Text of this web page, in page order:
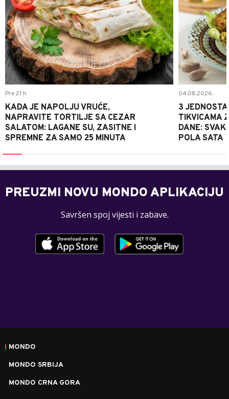
Pre 21 h
KADA JE NAPOLJU VRUĆE,
NAPRAVITE TORTILJE SA CEZAR
SALATOM: LAGANE SU, ZASITNE I
SPREMNE ZA SAMO 25 MINUTA
04.08.2026.
3
TIKVICAMA
DANE:
POLA SATA
PREUZMI NOVU MONDO APLIKACIJU
Savršen spoj vijesti i zabave.
MONDO
MONDO SRBIJA
MONDO CRNA GORA